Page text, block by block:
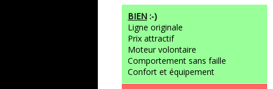
BIEN :-)
Ligne originale
Prix attractif
Moteur volontaire
Comportement sans faille
Confort et équipement